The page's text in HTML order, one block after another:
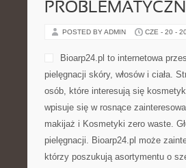
POSTED BY ADMIN CZE - 20 -
Bioarp24.pl to internetowa
pielęgnacji skóry, włosów i ciała.
osób, które interesują się
wpisuje się w rosnące
makijaż i Kosmetyki zero waste.
pielęgnacji. Bioarp24.pl może
którzy poszukują asortymentu o